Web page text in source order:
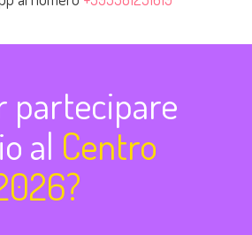
partecipare
al Centro